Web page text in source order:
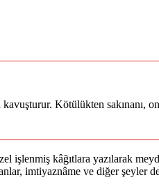
Kötülükten sakınanı,
kâğıtlara yazılarak
imtiyaznâme ve diğer şeyler